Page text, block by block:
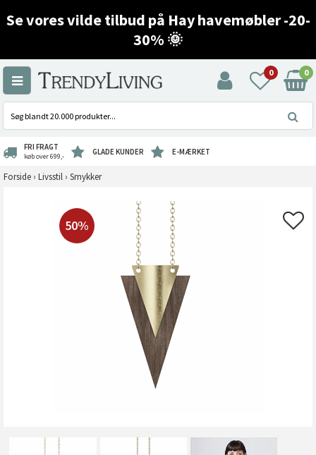
Se vores vilde tilbud på Hay havemøbler -20-
30% 🌞
0 0
FRI FRAGT
køb over 699,- GLADE KUNDER E-MÆRKET
Forside › Livsstil › Smykker
50%